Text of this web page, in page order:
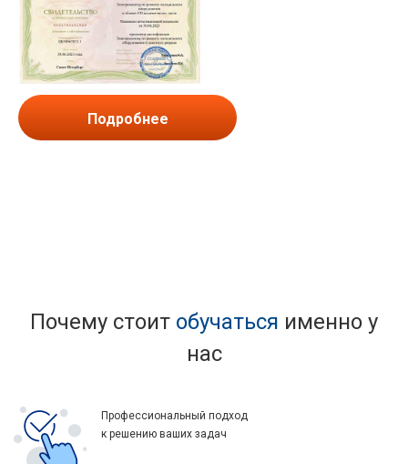
Подробнее
Почему стоит обучаться именно у
нас
Профессиональный подход
к решению ваших задач